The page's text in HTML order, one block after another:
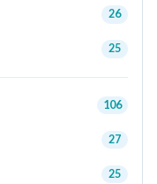
26
25
106
27
25